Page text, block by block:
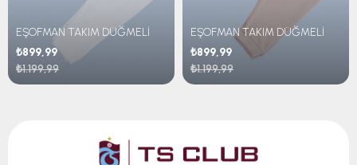
EŞOFMAN TAKIM DÜĞMELİ
₺899,99
₺1.199,99
EŞOFMAN TAKIM DÜĞMELİ
₺899,99
₺1.199,99